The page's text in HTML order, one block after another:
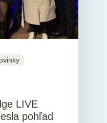
LIVE
pohľad